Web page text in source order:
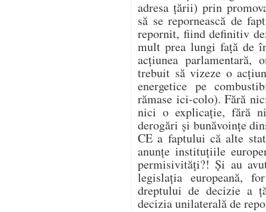
adresa țării) prin
să se repornească de
repornit, fiind definitiv
mult prea lungi față de
acțiunea
trebuit să vizeze o
energetice pe
rămase ici-colo). Fără
nici o explicație, fără
derogări și bunăvoințe
CE a faptului că alte
anunțe instituțiile
permisivități?! Și au
legislația europeană,
dreptului de decizie a
decizia unilaterală de